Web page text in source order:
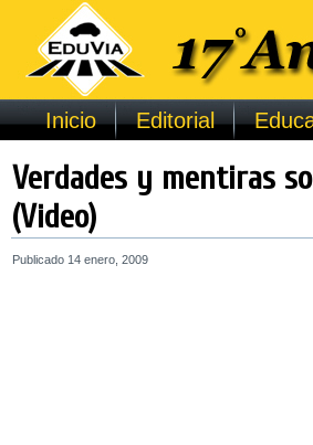
Inicio Editorial
Verdades y mentiras
(Video)
Publicado 14 enero, 2009